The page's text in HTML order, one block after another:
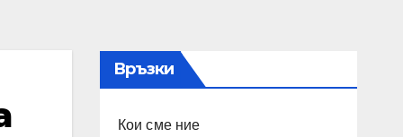
Връзки
Кои сме ние